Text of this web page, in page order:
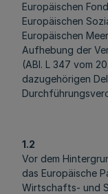
Europäischen
Europäischen
Europäischen
Aufhebung der
(ABl. L 347 vom
dazugehörigen
1.2
Vor dem
das Europäische
Wirtschafts- und